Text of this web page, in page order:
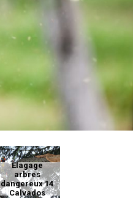
Elagage
arbres
dangereux 14
Calvados